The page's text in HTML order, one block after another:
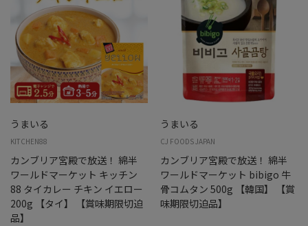
うまいる
KITCHEN88
カンブリア宮殿で放送！ 綿半
ワールドマーケット キッチン
88 タイカレー チキン イエロー
200g 【タイ】 【賞味期限切迫
品】
うまいる
CJ FOODS JAPAN
カンブリア宮殿で放送！ 綿半
ワールドマーケット bibigo 牛
骨コムタン 500g 【韓国】 【賞
味期限切迫品】